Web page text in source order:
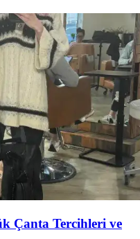
Çanta Tercihleri ve